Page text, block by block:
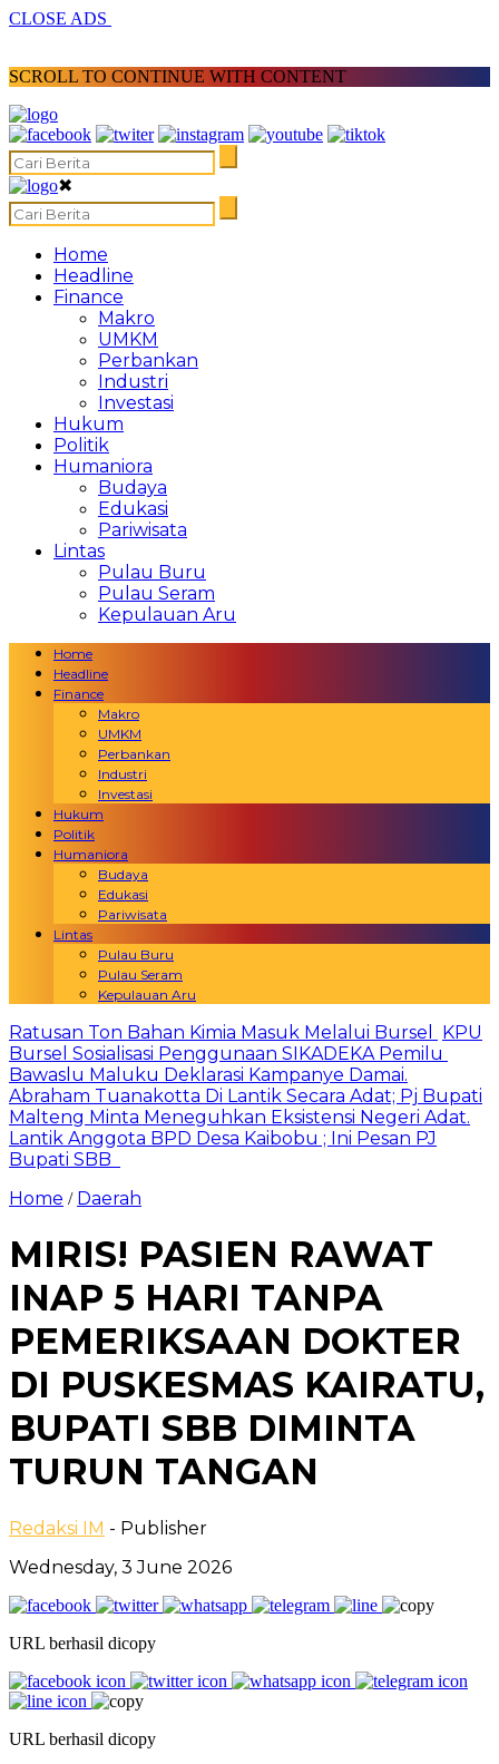
CLOSE ADS
SCROLL TO CONTINUE WITH CONTENT
✖
Home
Headline
Finance
Makro
UMKM
Perbankan
Industri
Investasi
Hukum
Politik
Humaniora
Budaya
Edukasi
Pariwisata
Lintas
Pulau Buru
Pulau Seram
Kepulauan Aru
Home
Headline
Finance
Makro
UMKM
Perbankan
Industri
Investasi
Hukum
Politik
Humaniora
Budaya
Edukasi
Pariwisata
Lintas
Pulau Buru
Pulau Seram
Kepulauan Aru
Ratusan Ton Bahan Kimia Masuk Melalui Bursel
KPU
Bursel Sosialisasi Penggunaan SIKADEKA Pemilu
Bawaslu Maluku Deklarasi Kampanye Damai.
Abraham Tuanakotta Di Lantik Secara Adat; Pj Bupati
Malteng Minta Meneguhkan Eksistensi Negeri Adat.
Lantik Anggota BPD Desa Kaibobu ; Ini Pesan PJ
Bupati SBB
Home / Daerah
MIRIS! PASIEN RAWAT
INAP 5 HARI TANPA
PEMERIKSAAN DOKTER
DI PUSKESMAS KAIRATU,
BUPATI SBB DIMINTA
TURUN TANGAN
Redaksi IM - Publisher
Wednesday, 3 June 2026
URL berhasil dicopy
URL berhasil dicopy